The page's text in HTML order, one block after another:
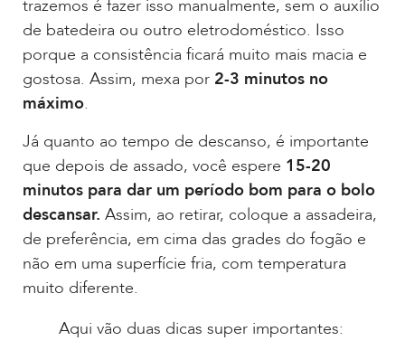
trazemos é fazer isso manualmente, sem o auxílio
de batedeira ou outro eletrodoméstico. Isso
porque a consistência ficará muito mais macia e
gostosa. Assim, mexa por 2-3 minutos no
máximo.
Já quanto ao tempo de descanso, é importante
que depois de assado, você espere 15-20
minutos para dar um período bom para o bolo
descansar. Assim, ao retirar, coloque a assadeira,
de preferência, em cima das grades do fogão e
não em uma superfície fria, com temperatura
muito diferente.
Aqui vão duas dicas super importantes: